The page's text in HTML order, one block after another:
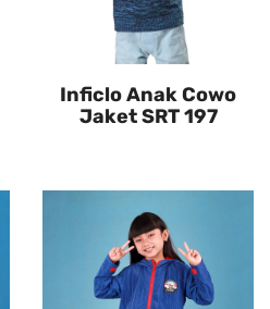
Inficlo Anak Cowo
Jaket SRT 197